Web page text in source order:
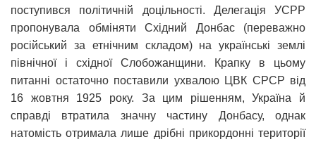
поступився політичній доцільності. Делегація УСРР
пропонувала обміняти Східний Донбас (переважно
російський за етнічним складом) на українські землі
північної і східної Слобожанщини. Крапку в цьому
питанні остаточно поставили ухвалою ЦВК СРСР від
16 жовтня 1925 року. За цим рішенням, Україна й
справді втратила значну частину Донбасу, однак
натомість отримала лише дрібні прикордонні території